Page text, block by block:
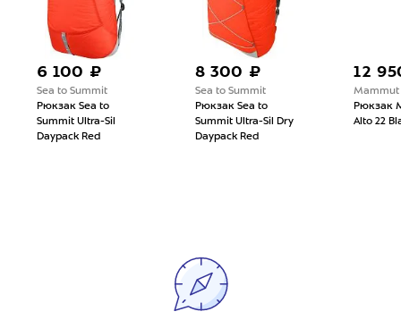
6 100 ₽
Sea to Summit
Рюкзак Sea to
Summit Ultra-Sil
Daypack Red
8 300 ₽
Sea to Summit
Рюкзак Sea to
Summit Ultra-Sil Dry
Daypack Red
12
Mammut
Рюкзак
Alto 22